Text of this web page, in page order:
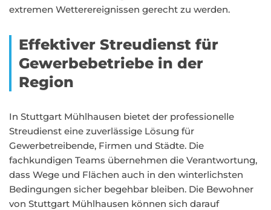
extremen Wetterereignissen gerecht zu werden.
Effektiver Streudienst für
Gewerbebetriebe in der
Region
In Stuttgart Mühlhausen bietet der professionelle
Streudienst eine zuverlässige Lösung für
Gewerbetreibende, Firmen und Städte. Die
fachkundigen Teams übernehmen die Verantwortung,
dass Wege und Flächen auch in den winterlichsten
Bedingungen sicher begehbar bleiben. Die Bewohner
von Stuttgart Mühlhausen können sich darauf